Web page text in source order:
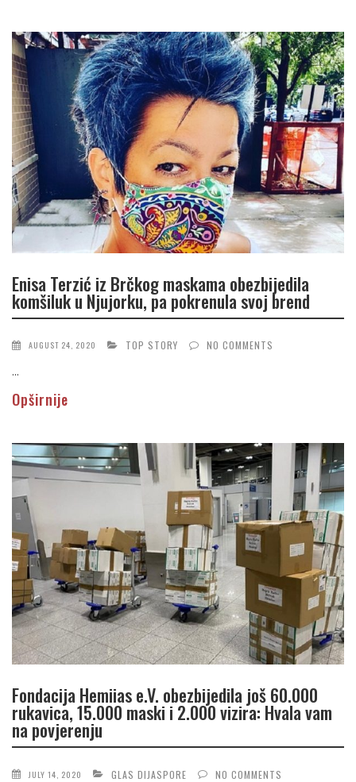
Enisa Terzić iz Brčkog maskama obezbijedila
komšiluk u Njujorku, pa pokrenula svoj brend
AUGUST 24, 2020 TOP STORY NO COMMENTS
...
Opširnije
Fondacija Hemiias e.V. obezbijedila još 60.000
rukavica, 15.000 maski i 2.000 vizira: Hvala vam
na povjerenju
JULY 14, 2020 GLAS DIJASPORE NO COMMENTS